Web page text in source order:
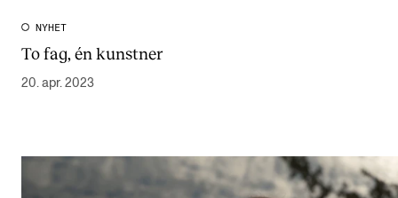
NYHET
To fag, én kunstner
20. apr. 2023